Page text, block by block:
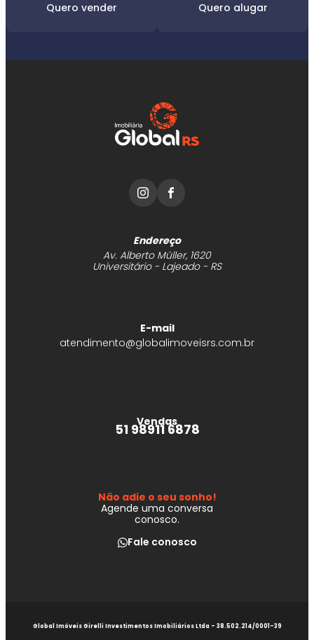
Quero vender Quero alugar
Endereço
Av. Alberto Müller, 1620
Universitário - Lajeado - RS
E-mail
atendimento@globalimoveisrs.com.br
Vendas
51 98911 6878
Não adie o seu sonho!
Agende uma conversa
conosco.
Fale conosco
Global Imóveis Girelli Investimentos Imobiliários Ltda - 38.502.214/0001-39